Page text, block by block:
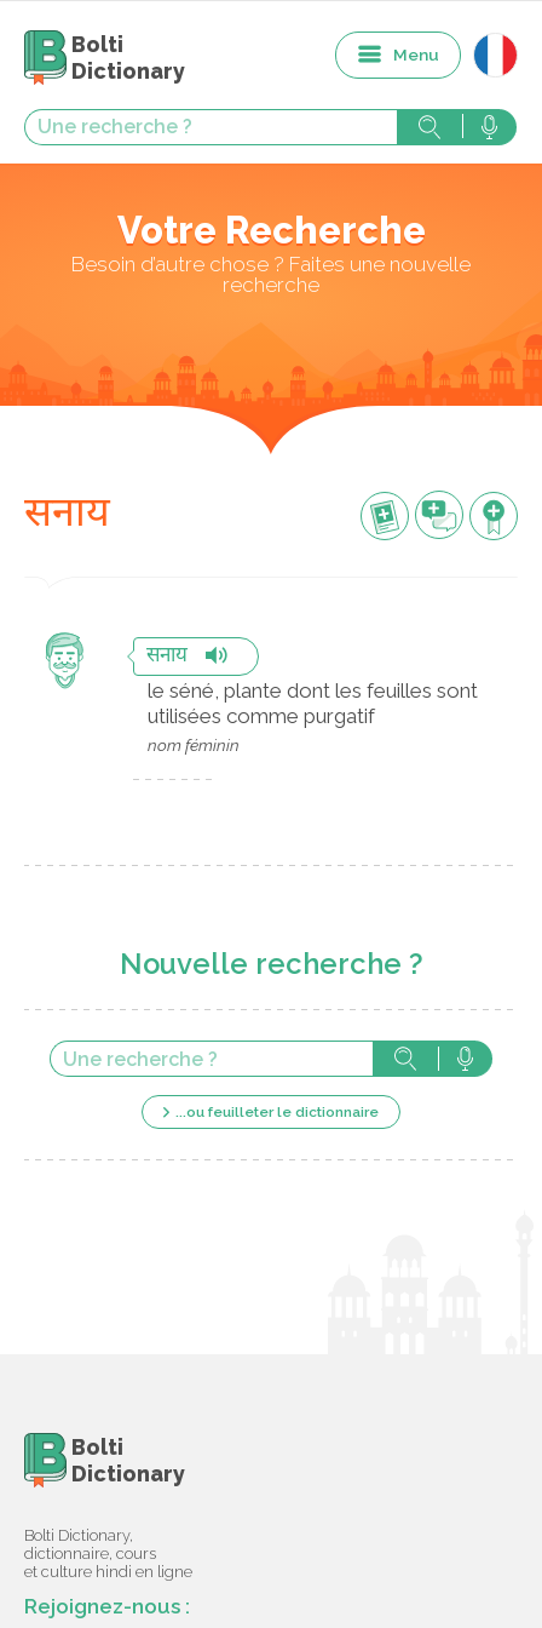
Bolti
Dictionary
Menu
Votre Recherche
Besoin d’autre chose ? Faites une nouvelle
recherche
सनाय
सनाय
le séné, plante dont les feuilles sont
utilisées comme purgatif
nom féminin
Nouvelle recherche ?
...ou feuilleter le dictionnaire
Bolti
Dictionary
Bolti Dictionary,
dictionnaire, cours
et culture hindi en ligne
Rejoignez-nous :